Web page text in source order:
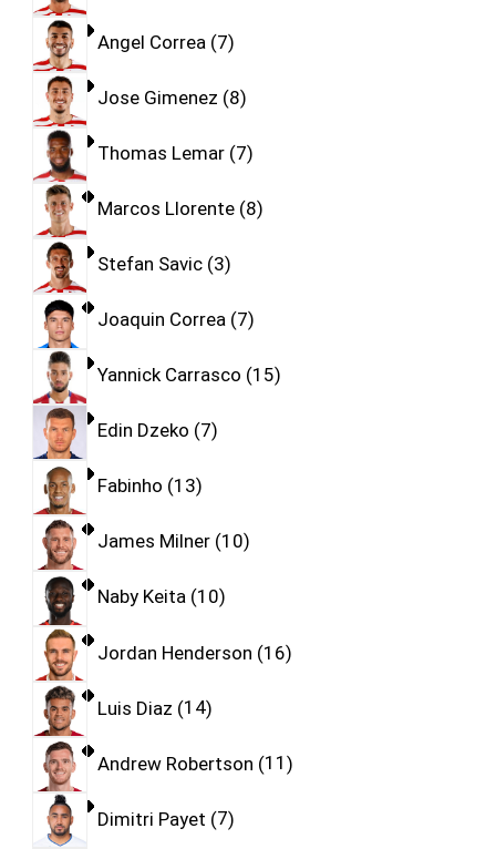
Angel Correa 7
Jose Gimenez 8
Thomas Lemar 7
Marcos Llorente 8
Stefan Savic 3
Joaquin Correa 7
Yannick Carrasco 15
Edin Dzeko 7
Fabinho 13
James Milner 10
Naby Keita 10
Jordan Henderson 16
Luis Diaz 14
Andrew Robertson 11
Dimitri Payet 7